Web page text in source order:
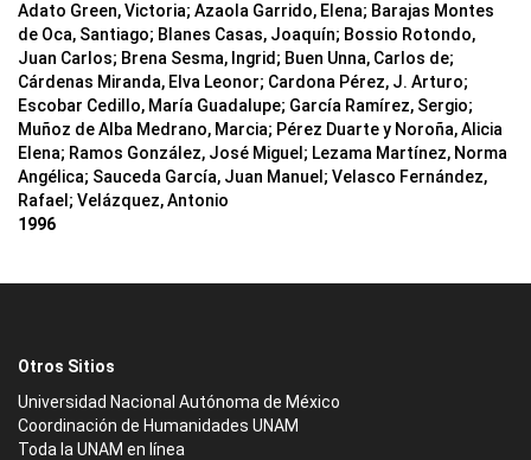
Adato Green, Victoria; Azaola Garrido, Elena; Barajas Montes
de Oca, Santiago; Blanes Casas, Joaquín; Bossio Rotondo,
Juan Carlos; Brena Sesma, Ingrid; Buen Unna, Carlos de;
Cárdenas Miranda, Elva Leonor; Cardona Pérez, J. Arturo;
Escobar Cedillo, María Guadalupe; García Ramírez, Sergio;
Muñoz de Alba Medrano, Marcia; Pérez Duarte y Noroña, Alicia
Elena; Ramos González, José Miguel; Lezama Martínez, Norma
Angélica; Sauceda García, Juan Manuel; Velasco Fernández,
Rafael; Velázquez, Antonio
1996
Otros Sitios
Universidad Nacional Autónoma de México
Coordinación de Humanidades UNAM
Toda la UNAM en línea